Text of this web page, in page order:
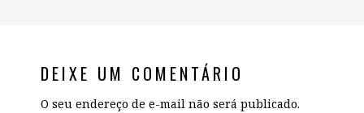
DEIXE UM COMENTÁRIO
O seu endereço de e-mail não será publicado.